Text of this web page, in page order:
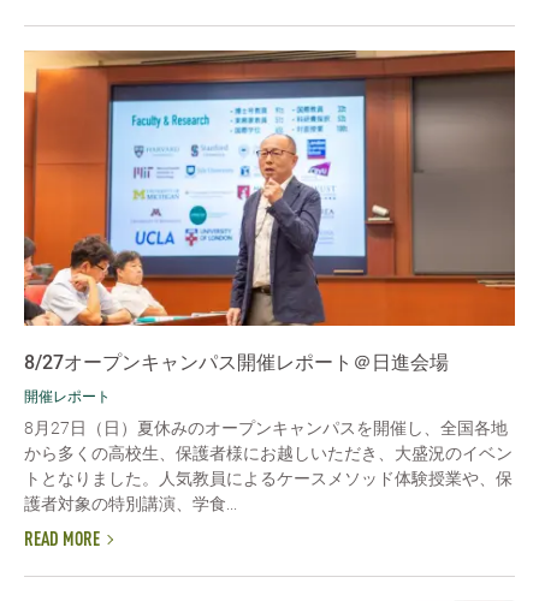
8/27オープンキャンパス開催レポート＠日進会場
開催レポート
8月27日（日）夏休みのオープンキャンパスを開催し、全国各地
から多くの高校生、保護者様にお越しいただき、大盛況のイベン
トとなりました。人気教員によるケースメソッド体験授業や、保
護者対象の特別講演、学食...
READ MORE